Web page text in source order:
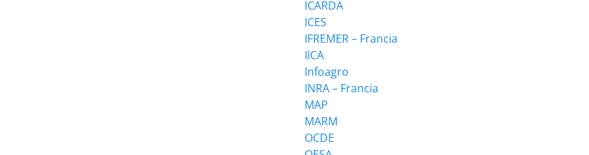
ICARDA
ICES
IFREMER – Francia
IICA
Infoagro
INRA – Francia
MAP
MARM
OCDE